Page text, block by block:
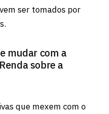
ser tomados por
mudar com a
sobre a
que mexem com o